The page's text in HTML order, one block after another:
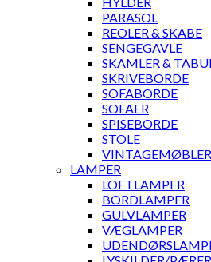
PARASOL
REOLER & SKABE
SENGEGAVLE
SKAMLER &
SKRIVEBORDE
SOFABORDE
SOFAER
SPISEBORDE
STOLE
VINTAGEMØBLER
LAMPER
LOFTLAMPER
BORDLAMPER
GULVLAMPER
VÆGLAMPER